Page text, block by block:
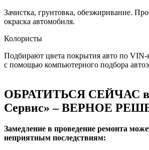
Зачистка, грунтовка, обезжиривание.
окраска автомобиля.
Колористы
Подбирают цвета покрытия авто по VIN-
с помощью компьютерного подбора
ОБРАТИТЬСЯ СЕЙЧАС в
Сервис» – ВЕРНОЕ
Замедление в проведение ремонта
неприятным последствиям: